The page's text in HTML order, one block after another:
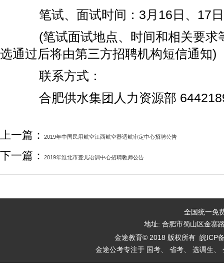
笔试、面试时间：3月16日、17
(笔试面试地点、时间和相关要求
选通过后将由第三方招聘机构短信通知)
联系方式：
合肥供水集团人力资源部
上一篇： 2019年中国民用航空江西航空器适航审定中心招聘公告
下一篇： 2019年淮北市聋儿语训中心招聘教师公告
全国统一免
地址: 合肥市蜀山区金寨
金途教育© 2018 版权所有 皖ICP
金途公考专注于 国考、 省考、 选调生